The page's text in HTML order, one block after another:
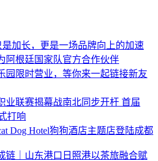
加长，更是一场品牌向上的加速
阿根廷国家队官方合作伙伴
园限时营业，等你来一起链接新友
业联赛揭幕战南北同步开杆 首届
打响
Dog Hotel狗狗酒店主题店登陆成都
链｜山东港口日照港以茶旅融合赋